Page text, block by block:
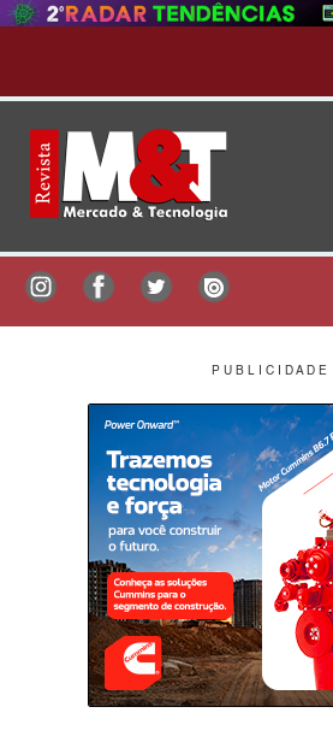
P U B L I C I D A D E